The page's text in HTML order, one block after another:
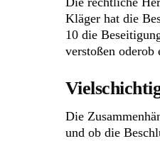
Kläger hat die
10 die
verstoßen
Die
und ob die